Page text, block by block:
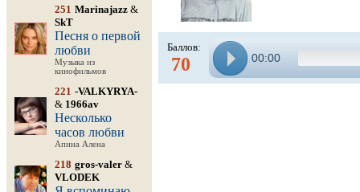
251 Marinajazz &
SkT
Песня о первой
любви
Музыка из
кинофильмов
221 -VALKYRYA-
& 1966av
Несколько
часов любви
Апина Алена
218 gros-valer &
VLODEK
Баллов:
70 00:00